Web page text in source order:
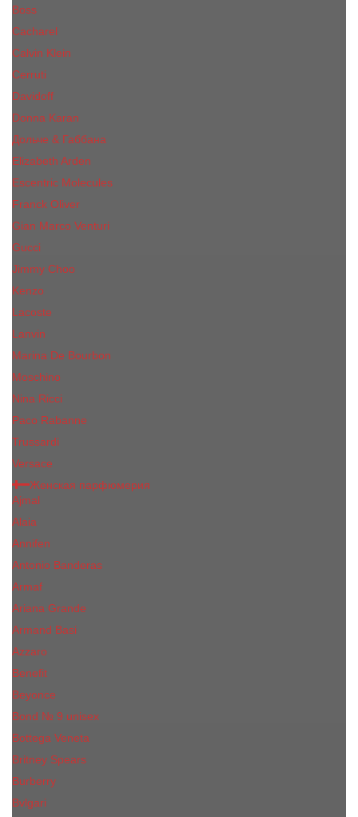
Boss
Cacharel
Calvin Klein
Cerruti
Davidoff
Donna Karan
Дольче & Габбана
Elizabeth Arden
Escentric Molecules
Franck Oliver
Gian Marco Venturi
Gucci
Jimmy Choo
Kenzo
Lacoste
Lanvin
Marina De Bourbon
Moschino
Nina Ricci
Paco Rabanne
Trussardi
Versace
Женская парфюмерия
Ajmal
Alaia
Annifen
Antonio Banderas
Armaf
Ariana Grande
Armand Basi
Azzaro
Benefit
Beyonce
Bond № 9 unisex
Bottega Veneta
Britney Spears
Burberry
Bvlgari